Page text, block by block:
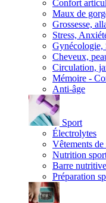
Confort
Maux de
Grossesse,
Stress,
Gynécologie,
Cheveux,
Circulation,
Mémoire -
Anti-âge
Sport
Électrolytes
Vêtements de
Nutrition
Barre nutritive
Préparation